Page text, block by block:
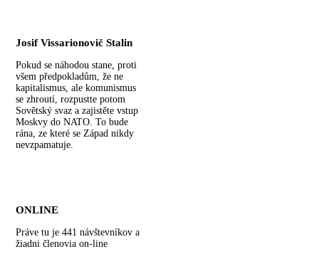
Josif Vissarionovič Stalin
Pokud se náhodou stane, proti
všem předpokladům, že ne
kapitalismus, ale komunismus
se zhroutí, rozpustte potom
Sovětský svaz a zajistěte vstup
Moskvy do NATO. To bude
rána, ze které se Západ nikdy
nevzpamatuje.
ONLINE
Práve tu je 441 návštevníkov a
žiadni členovia on-line